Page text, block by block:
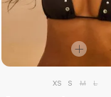
XS S M L